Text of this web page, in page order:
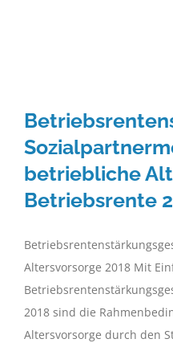
betriebliche
Betriebsrente
Altersvorsorge 2018 Mit
2018 sind die
Altersvorsorge durch den